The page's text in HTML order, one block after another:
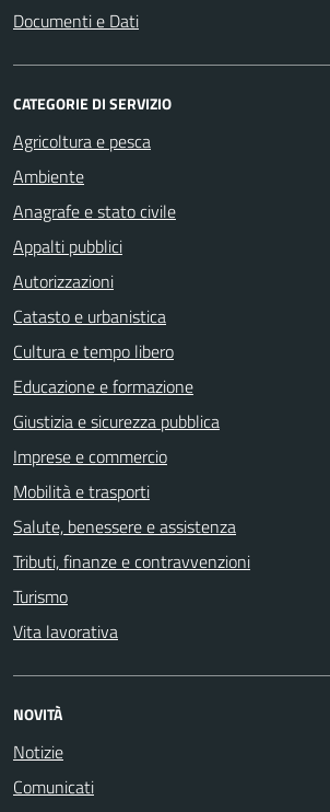
Documenti e Dati
CATEGORIE DI SERVIZIO
Agricoltura e pesca
Ambiente
Anagrafe e stato civile
Appalti pubblici
Autorizzazioni
Catasto e urbanistica
Cultura e tempo libero
Educazione e formazione
Giustizia e sicurezza pubblica
Imprese e commercio
Mobilità e trasporti
Salute, benessere e assistenza
Tributi, finanze e contravvenzioni
Turismo
Vita lavorativa
NOVITÀ
Notizie
Comunicati